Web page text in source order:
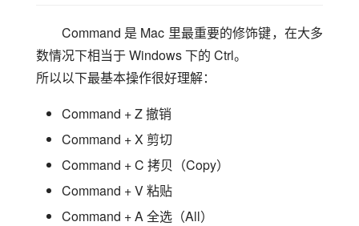
Command 是 Mac 里最重要的修饰键，在大多
数情况下相当于 Windows 下的 Ctrl。
所以以下最基本操作很好理解：
Command + Z 撤销
Command + X 剪切
Command + C 拷贝（Copy）
Command + V 粘贴
Command + A 全选（All）